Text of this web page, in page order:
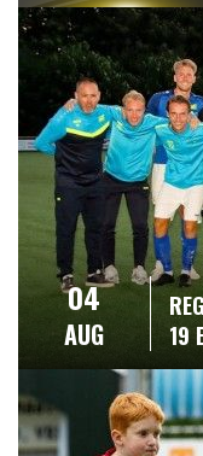
04
AUG
19